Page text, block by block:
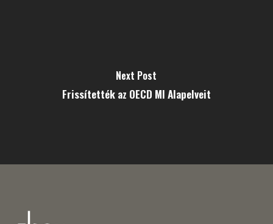
Next Post
Frissítették az OECD MI Alapelveit